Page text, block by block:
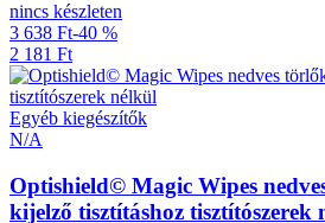
nincs készleten
3 638 Ft-40 %
2 181 Ft
Egyéb kiegészítők
N/A
Optishield© Magic Wipes
kijelző tisztításhoz tisztítószerek